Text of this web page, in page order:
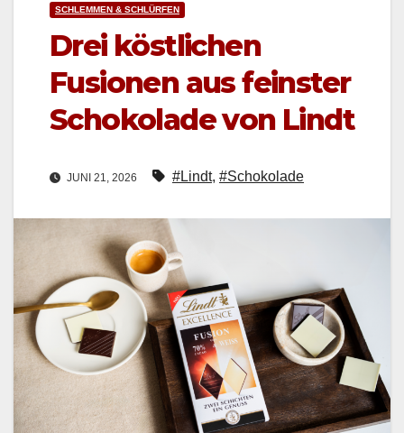
SCHLEMMEN & SCHLÜRFEN
Drei köstlichen
Fusionen aus feinster
Schokolade von Lindt
JUNI 21, 2026 #Lindt, #Schokolade